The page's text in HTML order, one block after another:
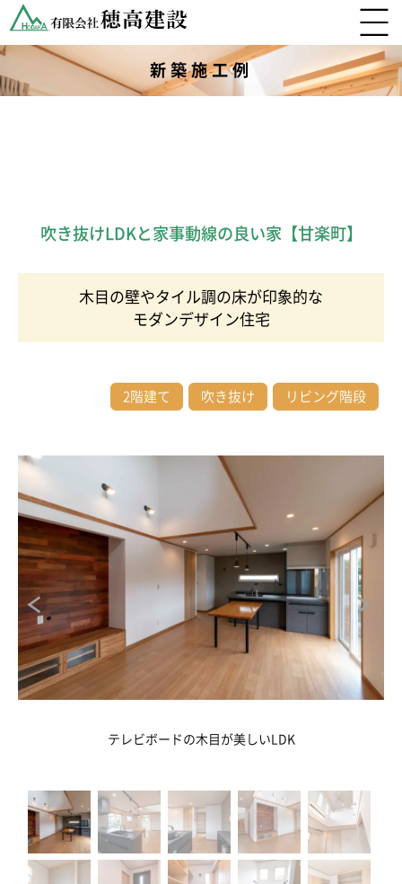
新築施工例
吹き抜けLDKと家事動線の良い家【甘楽町】
木目の壁やタイル調の床が印象的な
モダンデザイン住宅
2階建て 吹き抜け リビング階段
テレビボードの木目が美しいLDK